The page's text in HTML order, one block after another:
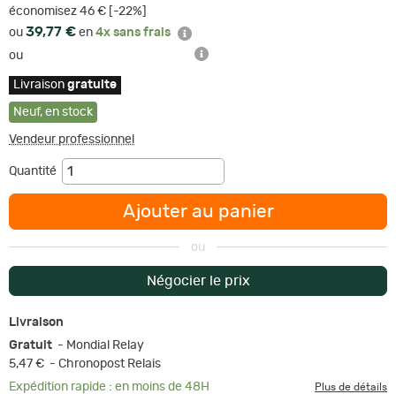
économisez 46 € [-22%]
ou 39,77 € en 4x sans frais
ou
Livraison gratuite
Neuf, en stock
Vendeur professionnel
Quantité
Ajouter au panier
ou
Négocier le prix
Livraison
Gratuit - Mondial Relay
5,47 € - Chronopost Relais
Expédition rapide : en moins de 48H
Plus de détails